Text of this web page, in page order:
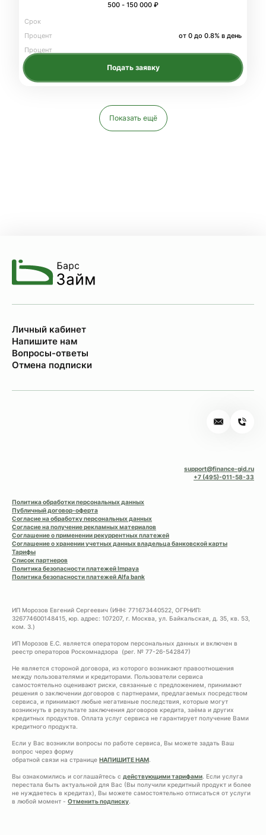
500 - 150 000 ₽
Срок
Процент
от 0 до 0.8% в день
Процент
Подать заявку
Показать ещё
Личный кабинет
Напишите нам
Вопросы-ответы
Отмена подписки
support@finance-gid.ru
+7 (495)-011-58-33
Политика обработки персональных данных
Публичный договор-оферта
Согласие на обработку персональных данных
Согласие на получение рекламных материалов
Соглашение о применении рекуррентных платежей
Соглашение о хранении учетных данных владельца банковской карты
Тарифы
Список партнеров
Политика безопасности платежей Impaya
Политика безопасности платежей Alfa bank
ИП Морозов Евгений Сергеевич (ИНН: 771673440522, ОГРНИП:
326774600148415, юр. адрес: 107207, г. Москва, ул. Байкальская, д. 35, кв. 53,
ком. 3.)
ИП Морозов Е.С. является оператором персональных данных и включен в
реестр операторов Роскомнадзора (рег. № 77-26-542847)
Не является стороной договора, из которого возникают правоотношения
между пользователями и кредиторами. Пользователи сервиса
самостоятельно оценивают риски, связанные с предложением, принимают
решения о заключении договоров с партнерами, предлагаемых посредством
сервиса, и принимают любые негативные последствия, которые могут
возникнуть в результате заключения договоров кредита, заёма и других
кредитных продуктов. Оплата услуг сервиса не гарантирует получение Вами
кредитного продукта.
Если у Вас возникли вопросы по работе сервиса, Вы можете задать Ваш
вопрос через форму
обратной связи на странице НАПИШИТЕ НАМ.
Вы ознакомились и соглашайтесь с действующими тарифами. Если услуга
перестала быть актуальной для Вас (Вы получили кредитный продукт и более
не нуждаетесь в кредитах), Вы можете самостоятельно отписаться от услуги
в любой момент - Отменить подписку.